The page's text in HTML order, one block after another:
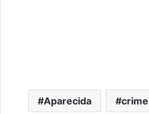
Aparecida crime